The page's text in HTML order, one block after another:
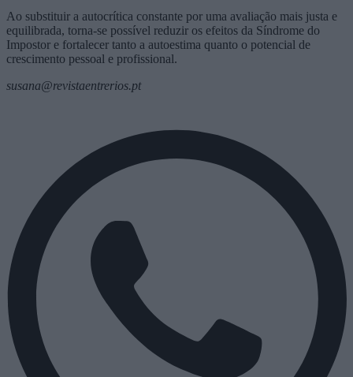
Ao substituir a autocrítica constante por uma avaliação mais justa e
equilibrada, torna-se possível reduzir os efeitos da Síndrome do
Impostor e fortalecer tanto a autoestima quanto o potencial de
crescimento pessoal e profissional.
susana@revistaentrerios.pt